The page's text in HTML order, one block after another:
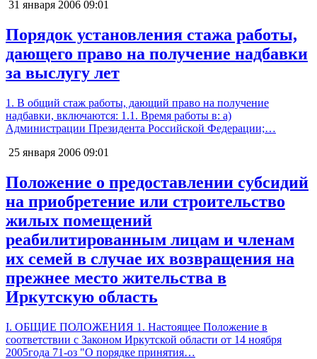
31 января 2006 09:01
Порядок установления стажа работы,
дающего право на получение надбавки
за выслугу лет
1. В общий стаж работы, дающий право на получение
надбавки, включаются: 1.1. Время работы в: а)
Администрации Президента Российской Федерации;…
25 января 2006 09:01
Положение о предоставлении субсидий
на приобретение или строительство
жилых помещений
реабилитированным лицам и членам
их семей в случае их возвращения на
прежнее место жительства в
Иркутскую область
I. ОБЩИЕ ПОЛОЖЕНИЯ 1. Настоящее Положение в
соответствии с Законом Иркутской области от 14 ноября
2005года 71-оз "О порядке принятия…